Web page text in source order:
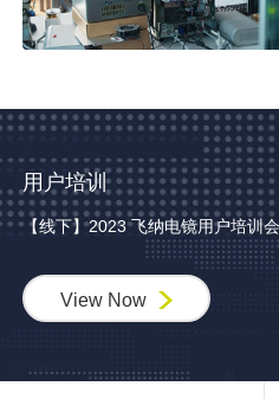
用户培训
【线下】2023 飞纳电镜用户培训
View Now